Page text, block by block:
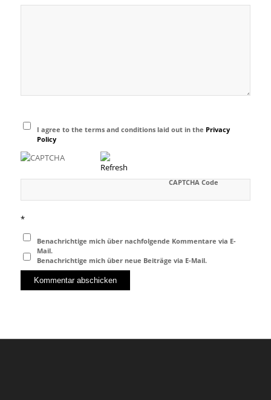
I agree to the terms and conditions laid out in the Privacy
Policy
CAPTCHA Code
*
Benachrichtige mich über nachfolgende Kommentare via E-
Mail.
Benachrichtige mich über neue Beiträge via E-Mail.